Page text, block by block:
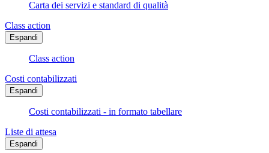
Carta dei servizi e standard di qualità
Class action
Espandi
Class action
Costi contabilizzati
Espandi
Costi contabilizzati - in formato tabellare
Liste di attesa
Espandi